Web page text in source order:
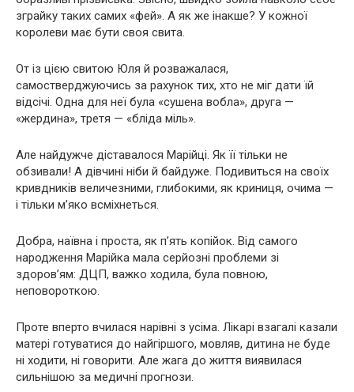
зграйку таких самих «фей». А як же інакше? У кожної
королеви має бути своя свита.
От із цією свитою Юля й розважалася,
самостверджуючись за рахунок тих, хто не міг дати їй
відсічі. Одна для неї була «сушена вобла», друга —
«жердина», третя — «бліда міль».
Але найдужче діставалося Марійці. Як її тільки не
обзивали! А дівчині ніби й байдуже. Подивиться на своїх
кривдників величезними, глибокими, як криниця, очима —
і тільки м’яко всміхнеться.
Добра, наївна і проста, як п’ять копійок. Від самого
народження Марійка мала серйозні проблеми зі
здоров’ям: ДЦП, важко ходила, була повною,
неповороткою.
Проте вперто вчилася нарівні з усіма. Лікарі взагалі казали
матері готуватися до найгіршого, мовляв, дитина не буде
ні ходити, ні говорити. Але жага до життя виявилася
сильнішою за медичні прогнози.